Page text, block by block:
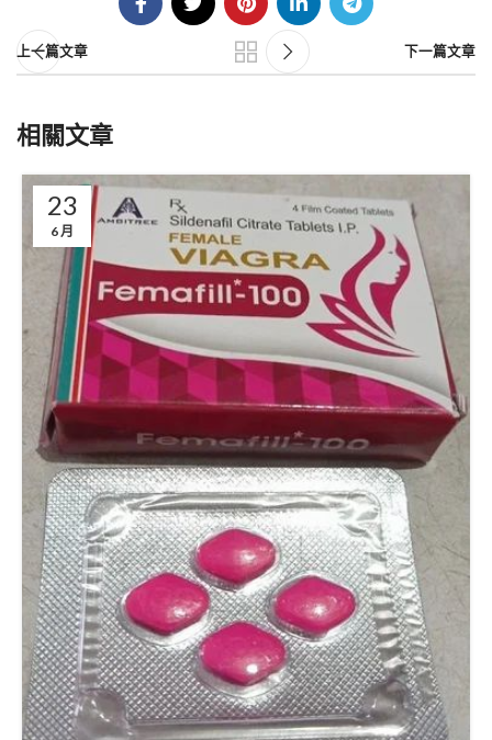
上一篇文章 下一篇文章
相關文章
23
6 月